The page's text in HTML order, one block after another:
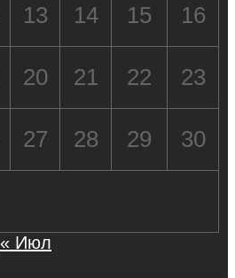
13 14 15 16
20 21 22 23
27 28 29 30
« Июл